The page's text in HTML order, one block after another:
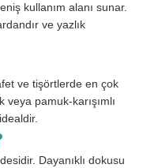
kullanım alanı sunar.
ve yazlık
ve tişörtlerde en çok
pamuk-karışımlı
Dayanıklı dokusu